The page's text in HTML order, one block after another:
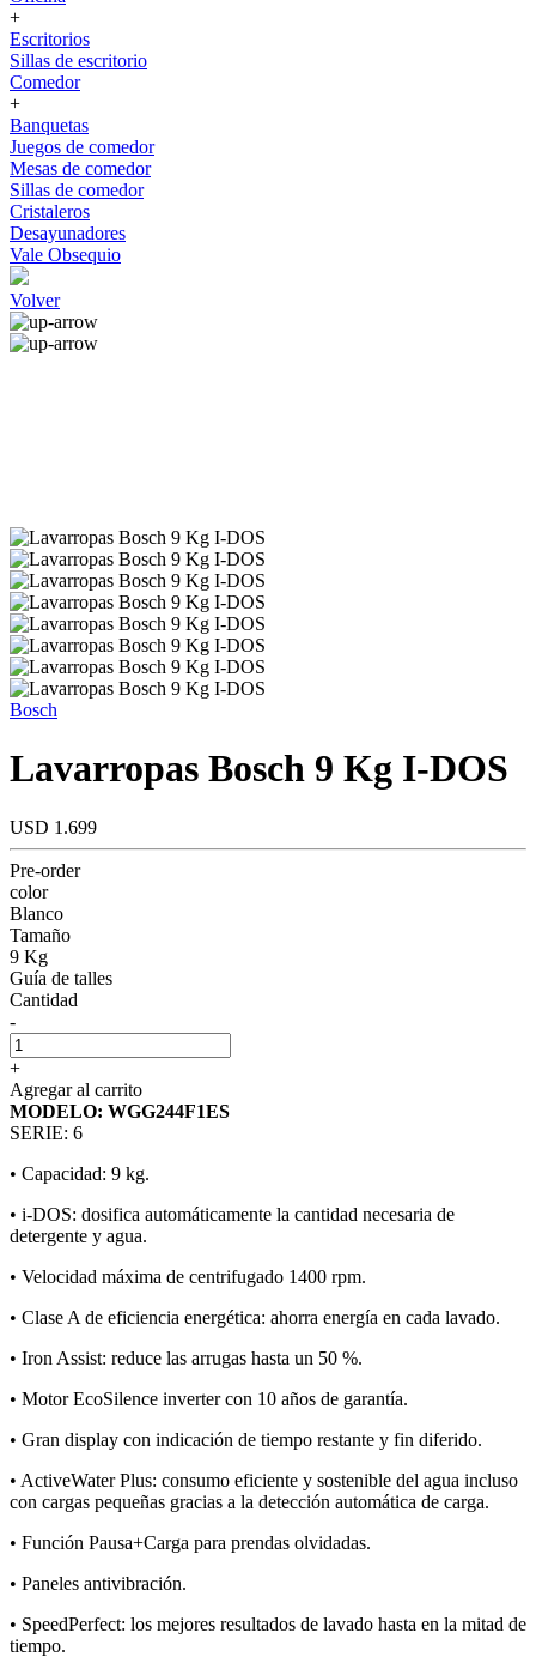
+
Escritorios
Sillas de escritorio
Comedor
+
Banquetas
Juegos de comedor
Mesas de comedor
Sillas de comedor
Cristaleros
Desayunadores
Vale Obsequio
Volver
Bosch
Lavarropas Bosch 9 Kg I-DOS
USD 1.699
Pre-order
color
Blanco
Tamaño
9 Kg
Guía de talles
Cantidad
-
+
Agregar al carrito
MODELO: WGG244F1ES
SERIE: 6
• Capacidad: 9 kg.
• i-DOS: dosifica automáticamente la cantidad necesaria de
detergente y agua.
• Velocidad máxima de centrifugado 1400 rpm.
• Clase A de eficiencia energética: ahorra energía en cada lavado.
• Iron Assist: reduce las arrugas hasta un 50 %.
• Motor EcoSilence inverter con 10 años de garantía.
• Gran display con indicación de tiempo restante y fin diferido.
• ActiveWater Plus: consumo eficiente y sostenible del agua incluso
con cargas pequeñas gracias a la detección automática de carga.
• Función Pausa+Carga para prendas olvidadas.
• Paneles antivibración.
• SpeedPerfect: los mejores resultados de lavado hasta en la mitad de
tiempo.